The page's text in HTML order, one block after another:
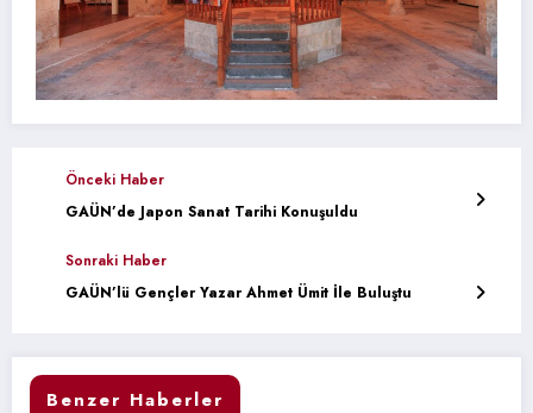
Önceki Haber
GAÜN’de Japon Sanat Tarihi Konuşuldu
Sonraki Haber
GAÜN’lü Gençler Yazar Ahmet Ümit İle Buluştu
Benzer Haberler